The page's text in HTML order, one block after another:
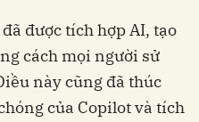
được tích hợp AI, tạo
cách mọi người sử
này cũng đã thúc
của Copilot và tích